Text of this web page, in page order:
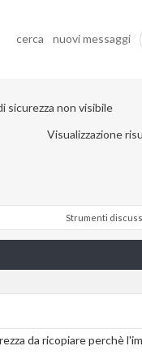
cerca nuovi messaggi
sicurezza non visibile
Visualizzazione
Strumenti
da ricopiare perchè